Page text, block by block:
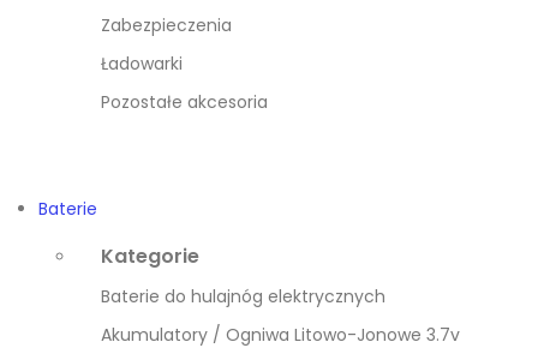
Zabezpieczenia
Ładowarki
Pozostałe akcesoria
Baterie
Kategorie
Baterie do hulajnóg elektrycznych
Akumulatory / Ogniwa Litowo-Jonowe 3.7v